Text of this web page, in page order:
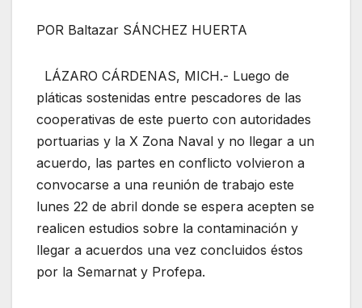
POR Baltazar SÁNCHEZ HUERTA
LÁZARO CÁRDENAS, MICH.- Luego de
pláticas sostenidas entre pescadores de las
cooperativas de este puerto con autoridades
portuarias y la X Zona Naval y no llegar a un
acuerdo, las partes en conflicto volvieron a
convocarse a una reunión de trabajo este
lunes 22 de abril donde se espera acepten se
realicen estudios sobre la contaminación y
llegar a acuerdos una vez concluidos éstos
por la Semarnat y Profepa.